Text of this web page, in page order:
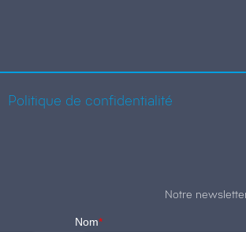
Politique de confidentialité
Notre